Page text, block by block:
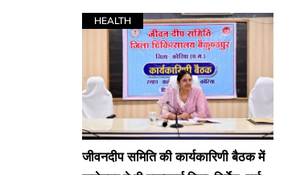
HEALTH
जीवनदीप समिति की कार्यकारिणी बैठक में